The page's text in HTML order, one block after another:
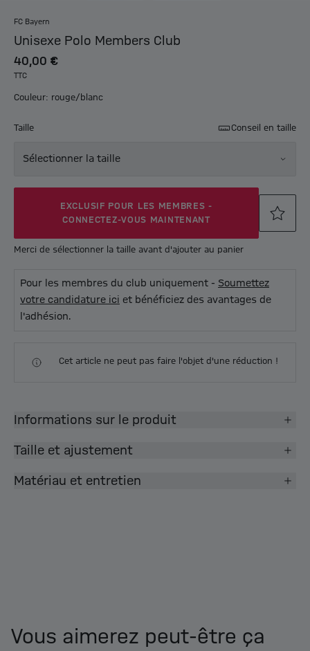
FC Bayern
Unisexe Polo Members Club
40,00 €
TTC
Couleur: rouge/blanc
Taille Conseil en taille
Sélectionner la taille
EXCLUSIF POUR LES MEMBRES -
CONNECTEZ-VOUS MAINTENANT
Merci de sélectionner la taille avant d'ajouter au panier
Pour les membres du club uniquement - Soumettez
votre candidature ici et bénéficiez des avantages de
l'adhésion.
Cet article ne peut pas faire l'objet d'une réduction !
Informations sur le produit
Taille et ajustement
Matériau et entretien
Vous aimerez peut-être ça